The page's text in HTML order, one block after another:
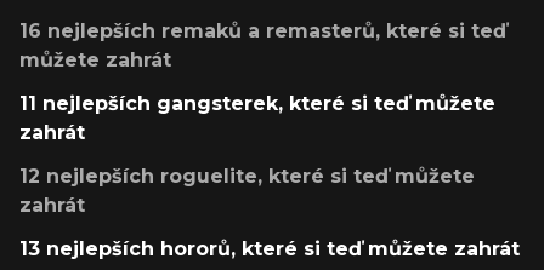
16 nejlepších remaků a remasterů, které si teď
můžete zahrát
11 nejlepších gangsterek, které si teď můžete
zahrát
12 nejlepších roguelite, které si teď můžete
zahrát
13 nejlepších hororů, které si teď můžete zahrát